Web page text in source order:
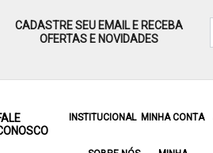
CADASTRE SEU EMAIL E RECEBA
OFERTAS E NOVIDADES
INSTITUCIONAL MINHA CONTA